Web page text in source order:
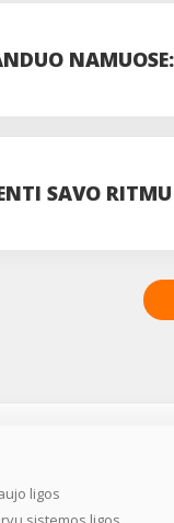
SAVO
ligos